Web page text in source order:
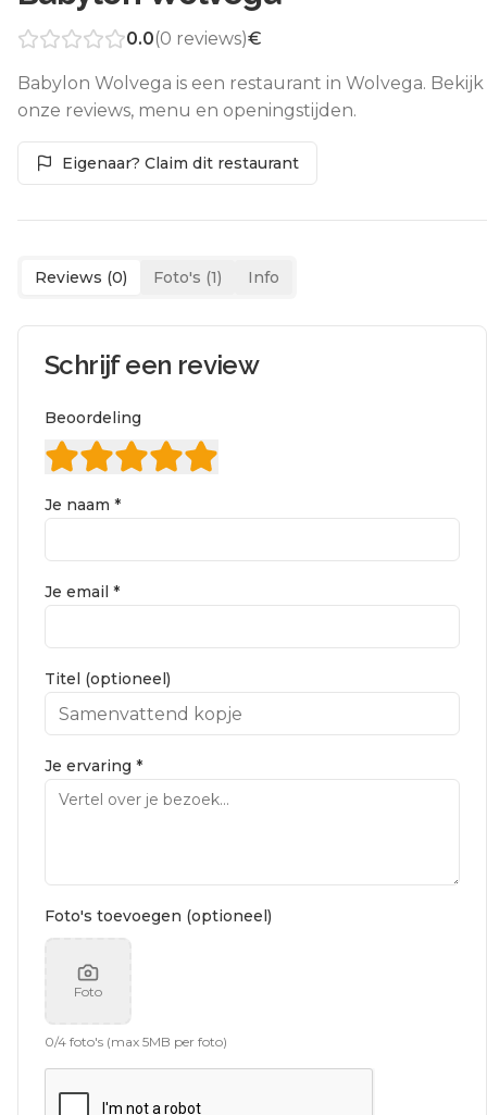
0.0(0 reviews)€
Babylon Wolvega is een restaurant in Wolvega. Bekijk
onze reviews, menu en openingstijden.
Eigenaar? Claim dit restaurant
Reviews (0) Foto's (1) Info
Schrijf een review
Beoordeling
Je naam *
Je email *
Titel (optioneel)
Je ervaring *
Foto's toevoegen (optioneel)
Foto
0/4 foto's (max 5MB per foto)